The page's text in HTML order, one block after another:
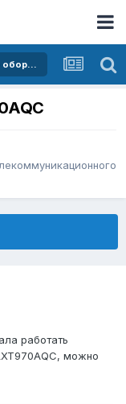
Покупка и продажа телекоммуникационного оборудования
работать
можно